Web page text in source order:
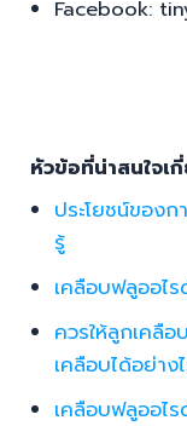
Facebook:
หัวข้อที่น่าสนใจเ
ประโยชน์ของก
รู้
เคลือบฟลูออไ
ควรให้ลูกเคลื
เคลือบได้อย่าง
เคลือบฟลูออไ